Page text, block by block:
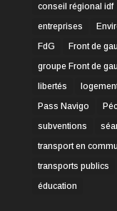
conseil régional idf
entreprises
FdG
Front de
groupe Front de
libertés
Pass Navigo
subventions
transport en
transports publics
éducation